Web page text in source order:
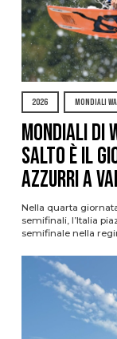
2026 MONDIALI
Mondiali di
Salto è il
azzurri a
Nella quarta
semifinali, l’Italia
semifinale nella